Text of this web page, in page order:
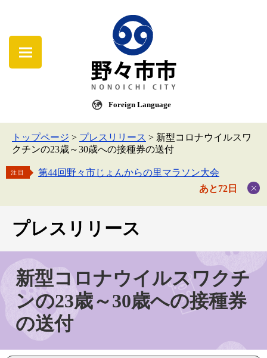
Foreign Language
トップページ > プレスリリース > 新型コロナウイルスワ
クチンの23歳～30歳への接種券の送付
注目
第44回野々市じょんからの里マラソン大会
あと72日
プレスリリース
新型コロナウイルスワクチ
ンの23歳～30歳への接種券
の送付